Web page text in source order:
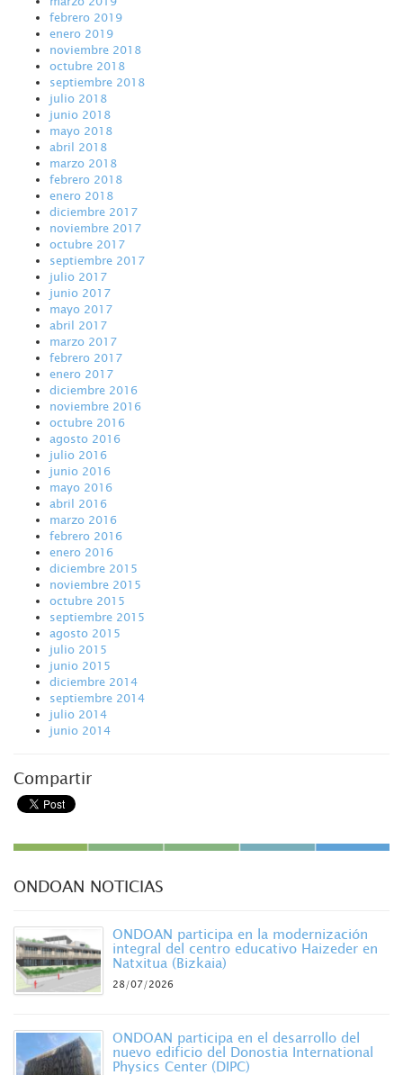
febrero 2019
enero 2019
noviembre 2018
octubre 2018
septiembre 2018
julio 2018
junio 2018
mayo 2018
abril 2018
marzo 2018
febrero 2018
enero 2018
diciembre 2017
noviembre 2017
octubre 2017
septiembre 2017
julio 2017
junio 2017
mayo 2017
abril 2017
marzo 2017
febrero 2017
enero 2017
diciembre 2016
noviembre 2016
octubre 2016
agosto 2016
julio 2016
junio 2016
mayo 2016
abril 2016
marzo 2016
febrero 2016
enero 2016
diciembre 2015
noviembre 2015
octubre 2015
septiembre 2015
agosto 2015
julio 2015
junio 2015
diciembre 2014
septiembre 2014
julio 2014
junio 2014
Compartir
ONDOAN NOTICIAS
ONDOAN participa en la modernización
integral del centro educativo Haizeder en
Natxitua (Bizkaia)
28/07/2026
ONDOAN participa en el desarrollo del
nuevo edificio del Donostia International
Physics Center (DIPC)